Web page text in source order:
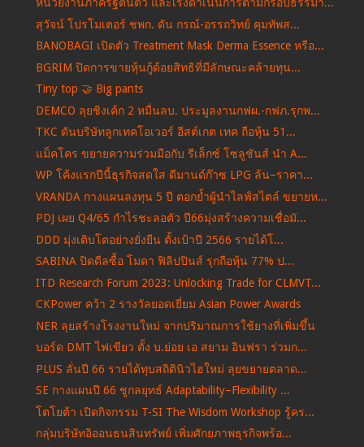
หน่วยงานภาครัฐตื่นตัว และเร่งดำเนินการตามกรอบธรรมา...
สุวัจน์ โปรโมเตอร์ ชพก. ดัน กรณ์-อรรถวิทย์ คุมทัพส...
BANOBAGI เปิดตัว Treatment Mask Derma Essence หรือ...
BGRIM ปิดการขายหุ้นกู้ด้อยสิทธิที่มีลักษณะคล้ายทุน...
Tiny top 🤝 Big pants
DEMCO ลุยชิงเค้ก 2 หมื่นลบ. ประมูลงานกฟผ.-กฟภ.รุกพ...
TKC ดันบริษัทลูกเทคโอเวอร์ อีสต์เกต เทค ถือหุ้น 51...
แม็คโคร ขยายความร่วมมือกับ รีเล็กซ์ โซลูชันส์ นำ A...
WP โค้งแรกปีนี้ธุรกิจสดใส ดีมานด์ก๊าซ LPG ล้น–ราคา...
VRANDA กางแผนลงทุน 5 ปี ตอกย้ำผู้นำไลฟ์สไตล์ ขยายห...
PDJ เผย Q4/65 กำไรชะลอตัว ปี66มุ่งสร้างความเชื่อมั...
DDD มุ่งเติบโตอย่างยั่งยืน ตั้งเป้าปี 2566 รายได้โ...
SABINA ปิดดีลซื้อ โมดา ฟิลิปปินส์ รุกถือหุ้น 77% ป...
ITD Research Forum 2023: Unlocking Trade for CLMVT...
CKPower คว้า 2 รางวัลยอดเยี่ยม Asian Power Awards
NER ลุยสร้างโรงงานใหม่ จากปริมาณการใช้ยางที่เพิ่มขึ้น
บอร์ด DMT ไฟเขียว ตั้ง บ.ย่อย เอ สยาม อินฟรา ร่วมก...
PLUS ลั่นปี 66 รายได้ทุบสถิตินิวไฮใหม่ ลุยขยายตลาด...
SE กางแผนปี 66 ชูกลยุทธ์ Adaptability–Flexibility ...
โตโยต้า เปิดกิจกรรม T-SI The Wisdom Workshop รู้คร...
กลุ่มบริษัทอิออนธนสินทรัพย์ เพิ่มศักยภาพธุรกิจพร้อ...